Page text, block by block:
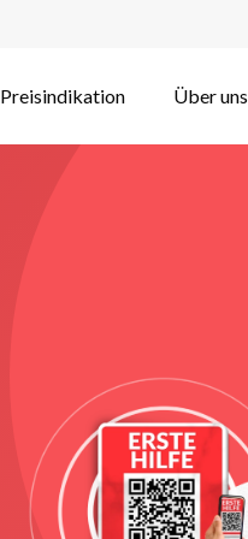
Preisindikation Über uns